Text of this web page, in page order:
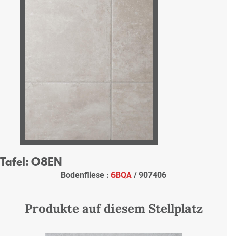
Tafel: O8EN
Bodenfliese : 6BQA / 907406
Produkte auf diesem Stellplatz